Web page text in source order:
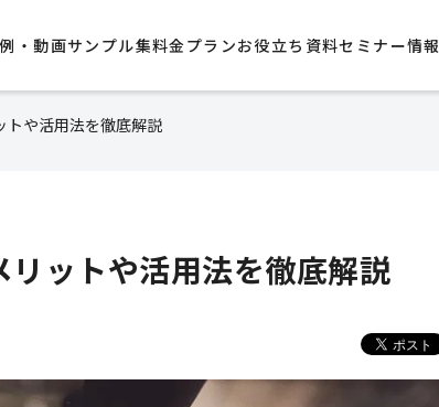
・動画サンプル集​料金プランお役立ち資料セミナー情報
トや活用法を徹底解説
ットや活用法を徹底解説